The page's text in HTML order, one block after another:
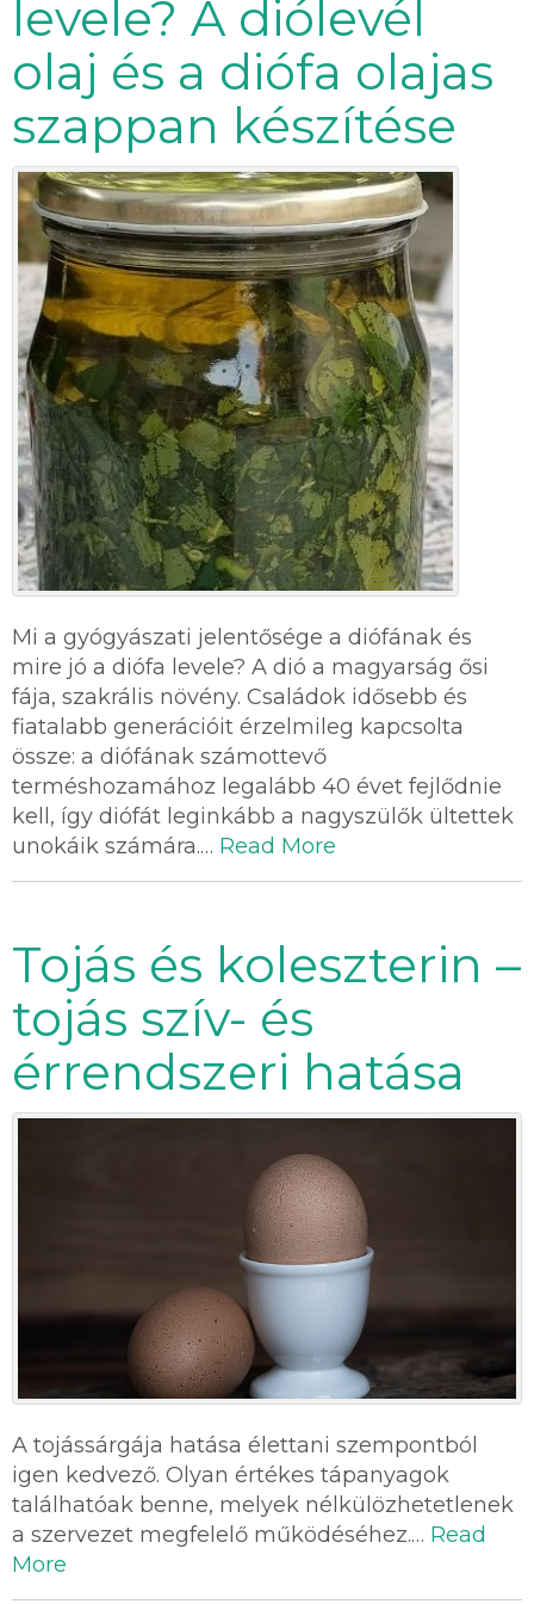
levele? A diólevél
olaj és a diófa olajas
szappan készítése
Mi a gyógyászati jelentősége a diófának és
mire jó a diófa levele? A dió a magyarság ősi
fája, szakrális növény. Családok idősebb és
fiatalabb generációit érzelmileg kapcsolta
össze: a diófának számottevő
terméshozamához legalább 40 évet fejlődnie
kell, így diófát leginkább a nagyszülők ültettek
unokáik számára.… Read More
Tojás és koleszterin –
tojás szív- és
érrendszeri hatása
A tojássárgája hatása élettani szempontból
igen kedvező. Olyan értékes tápanyagok
találhatóak benne, melyek nélkülözhetetlenek
a szervezet megfelelő működéséhez.… Read
More